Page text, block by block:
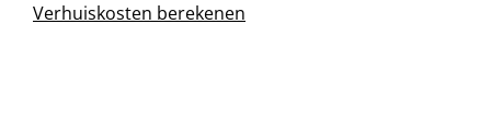
Verhuiskosten berekenen